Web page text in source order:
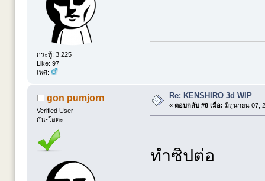
กระทู้: 3,225
Like: 97
เพศ:
gon pumjorn
Verified User
กัน-โอตะ
Re: KENSHIRO 3d WIP
« ตอบกลับ #8 เมื่อ: มิถุนายน 07,
ทำซิปต่อ